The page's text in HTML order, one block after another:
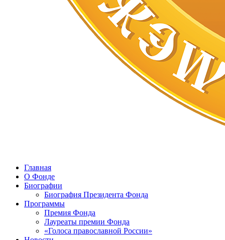
Главная
О Фонде
Биографии
Биография Президента Фонда
Программы
Премия Фонда
Лауреаты премии Фонда
«Голоса православной России»